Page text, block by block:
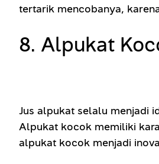
tertarik mencobanya,
8. Alpukat
Jus alpukat selalu menjadi
Alpukat kocok memiliki
alpukat kocok menjadi